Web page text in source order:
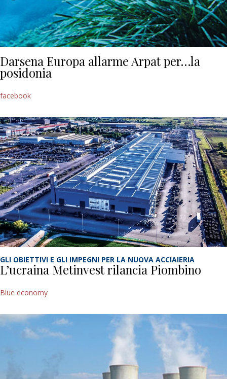
Darsena Europa allarme Arpat per…la
posidonia
facebook
GLI OBIETTIVI E GLI IMPEGNI PER LA NUOVA ACCIAIERIA
L’ucraina Metinvest rilancia Piombino
Blue economy